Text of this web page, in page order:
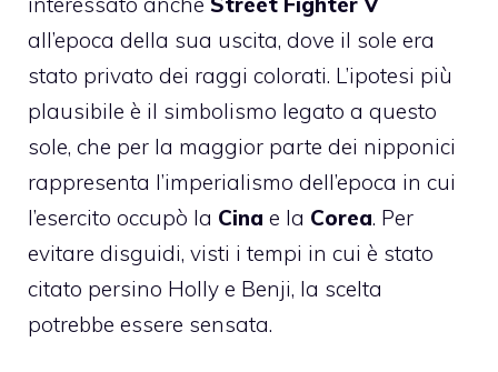
all’epoca della sua uscita, dove il sole era
stato privato dei raggi colorati. L’ipotesi più
plausibile è il simbolismo legato a questo
sole, che per la maggior parte dei nipponici
rappresenta l’imperialismo dell’epoca in cui
l’esercito occupò la Cina e la Corea. Per
evitare disguidi, visti i tempi in cui è stato
citato persino Holly e Benji, la scelta
potrebbe essere sensata.